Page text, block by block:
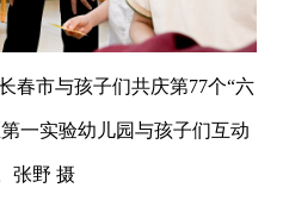
春市与孩子们共庆第77个“六
一实验幼儿园与孩子们互动
张野 摄